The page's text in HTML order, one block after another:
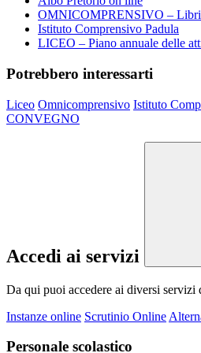
OMNICOMPRENSIVO – Libri
Istituto Comprensivo Padula
LICEO – Piano annuale delle
Potrebbero interessarti
Liceo Omnicomprensivo Istituto
CONVEGNO
Accedi ai servizi
Da qui puoi accedere ai diversi servizi
Instanze online Scrutinio Online
Personale scolastico